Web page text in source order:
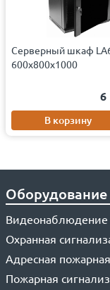
Серверный шкаф
600x800x1000
6
В корзину
Оборудование
Видеонаблюдение
Охранная
Адресная
Пожарная